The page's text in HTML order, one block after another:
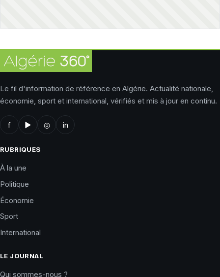
Le fil d'information de référence en Algérie. Actualité nationale,
économie, sport et international, vérifiés et mis à jour en continu.
f ▶ ◎ in
RUBRIQUES
À la une
Politique
Économie
Sport
International
LE JOURNAL
Qui sommes-nous ?